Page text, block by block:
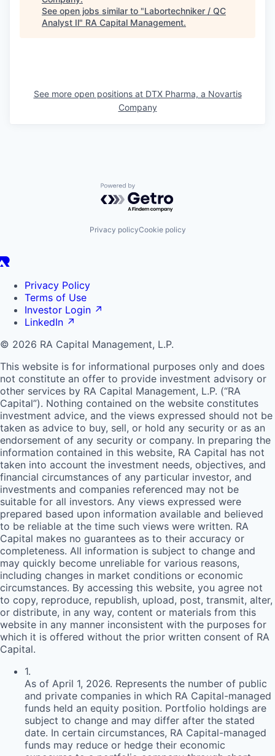
See open jobs similar to "Labortechniker / QC
Analyst Il" RA Capital Management.
See more open positions at DTX Pharma, a Novartis
Company
Powered by Getro.com
Privacy policyCookie policy
Privacy Policy
Terms of Use
Investor Login ↗
LinkedIn ↗
© 2026 RA Capital Management, L.P.
This website is for informational purposes only and does
not constitute an offer to provide investment advisory or
other services by RA Capital Management, L.P. (“RA
Capital”). Nothing contained on the website constitutes
investment advice, and the views expressed should not be
taken as advice to buy, sell, or hold any security or as an
endorsement of any security or company. In preparing the
information contained in this website, RA Capital has not
taken into account the investment needs, objectives, and
financial circumstances of any particular investor, and
investments and companies referenced may not be
suitable for all investors. Any views expressed were
prepared based upon information available and believed
to be reliable at the time such views were written. RA
Capital makes no guarantees as to their accuracy or
completeness. All information is subject to change and
may quickly become unreliable for various reasons,
including changes in market conditions or economic
circumstances. By accessing this website, you agree not
to copy, reproduce, republish, upload, post, transmit, alter,
or distribute, in any way, content or materials from this
website in any manner inconsistent with the purposes for
which it is offered without the prior written consent of RA
Capital.
1.
As of April 1, 2026. Represents the number of public
and private companies in which RA Capital-managed
funds held an equity position. Portfolio holdings are
subject to change and may differ after the stated
date. In certain circumstances, RA Capital-managed
funds may reduce or hedge their economic